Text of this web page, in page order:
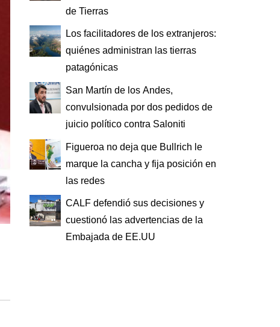
de Tierras
Los facilitadores de los extranjeros:
quiénes administran las tierras
patagónicas
San Martín de los Andes,
convulsionada por dos pedidos de
juicio político contra Saloniti
Figueroa no deja que Bullrich le
marque la cancha y fija posición en
las redes
CALF defendió sus decisiones y
cuestionó las advertencias de la
Embajada de EE.UU